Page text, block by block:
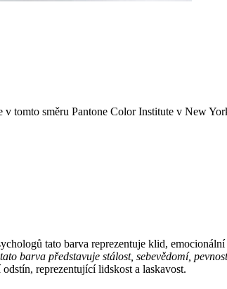
tomto směru Pantone Color Institute v New
tato barva reprezentuje klid,
barva představuje stálost, sebevědomí,
reprezentující lidskost a laskavost.